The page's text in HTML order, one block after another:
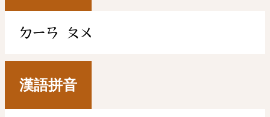
ㄉㄧㄢ ㄆㄨ
漢語拼音